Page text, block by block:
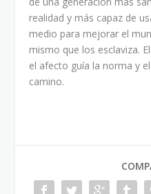
realidad y más capaz de
medio para mejorar el
mismo que los esclaviza.
el afecto guía la norma y
camino.